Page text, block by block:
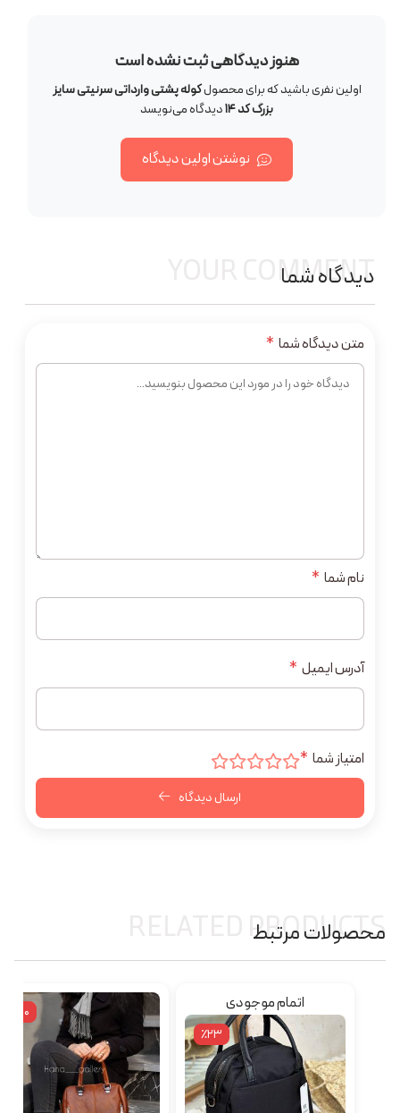
هنوز دیدگاهی ثبت نشده است
اولین نفری باشید که برای محصولکوله پشتی وارداتی سرنیتی سایز
بزرگ کد 14
دیدگاه می‌نویسد
نوشتن اولین دیدگاه
دیدگاه شما
YOUR COMMENT
نام شما *
آدرس ایمیل *
امتیاز شما *
ارسال دیدگاه
متن دیدگاه شما *
محصولات مرتبط
RELATED PRODUCTS
اتمام موجودی
٪23
٪10